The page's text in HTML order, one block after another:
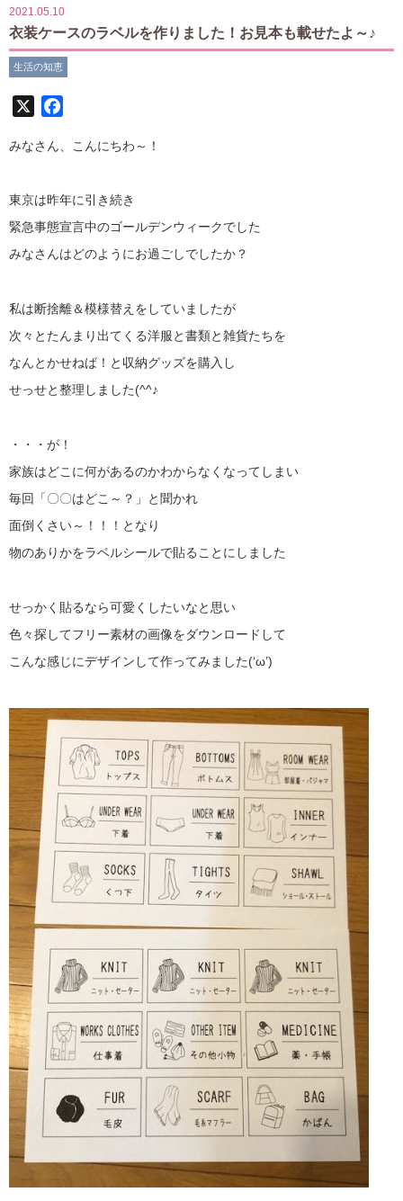
2021.05.10
衣装ケースのラベルを作りました！お見本も載せたよ～♪
生活の知恵
みなさん、こんにちわ～！
東京は昨年に引き続き
緊急事態宣言中のゴールデンウィークでした
みなさんはどのようにお過ごしでしたか？
私は断捨離＆模様替えをしていましたが
次々とたんまり出てくる洋服と書類と雑貨たちを
なんとかせねば！と収納グッズを購入し
せっせと整理しました(^^♪
・・・が！
家族はどこに何があるのかわからなくなってしまい
毎回「〇〇はどこ～？」と聞かれ
面倒くさい～！！！となり
物のありかをラベルシールで貼ることにしました
せっかく貼るなら可愛くしたいなと思い
色々探してフリー素材の画像をダウンロードして
こんな感じにデザインして作ってみました(‘ω’)